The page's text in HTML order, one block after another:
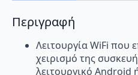
Περιγραφή
Λειτουργία WiFi που
χειρισμό της
λειτουργικό Android